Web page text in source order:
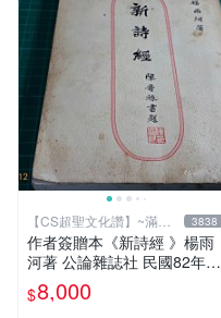
【CS超聖文化讚】~滿千
元送運
3838
作者簽贈本《新詩經 》楊雨
河著 公論雜誌社 民國82年初
版 書有泛黃 內有作者合照
【CS 超聖文化讚】
$8,000